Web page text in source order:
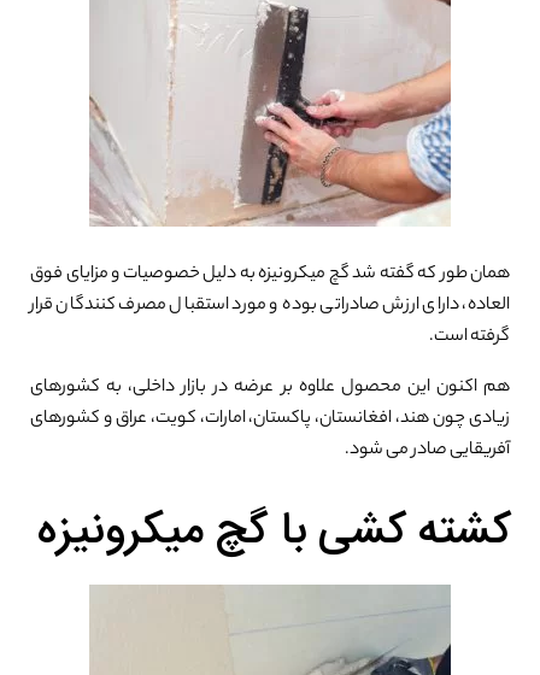
همان طور که گفته شد گچ میکرونیزه به دلیل خصوصیات و مزایای فوق
العاده، دارای ارزش صادراتی بوده و مورد استقبال مصرف کنندگان قرار
گرفته است.
هم اکنون این محصول علاوه بر عرضه در بازار داخلی، به کشورهای
زیادی چون هند، افغانستان، پاکستان، امارات، کویت، عراق و کشورهای
آفریقایی صادر می شود.
کشته کشی با گچ میکرونیزه